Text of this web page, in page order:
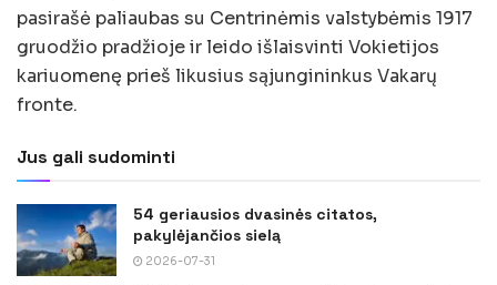
pasirašė paliaubas su Centrinėmis valstybėmis 1917
gruodžio pradžioje ir leido išlaisvinti Vokietijos
kariuomenę prieš likusius sąjungininkus Vakarų
fronte.
Jus gali sudominti
54 geriausios dvasinės citatos,
pakylėjančios sielą
2026-07-31